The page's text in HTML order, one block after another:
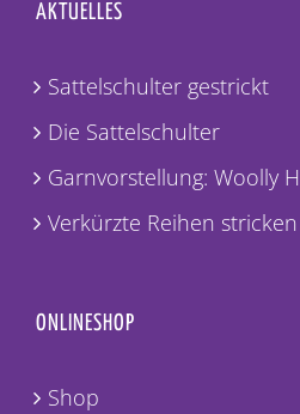
AKTUELLES
Sattelschulter gestrickt
Die Sattelschulter
Garnvorstellung: Woolly
Verkürzte Reihen stricken
ONLINESHOP
Shop